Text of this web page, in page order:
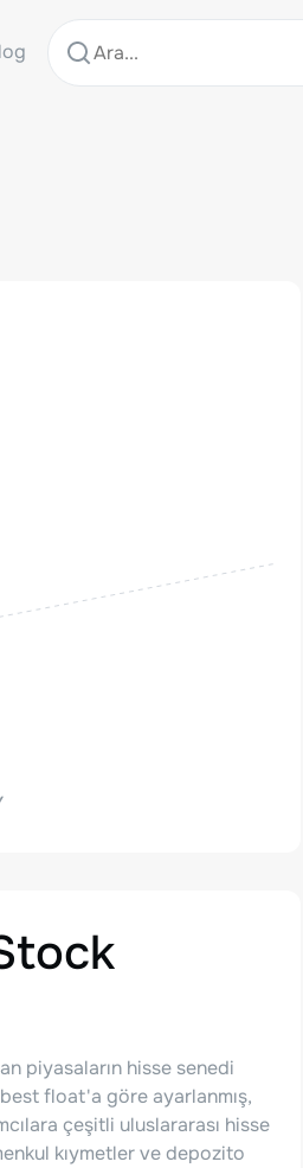
piyasaların hisse senedi
float'a göre ayarlanmış,
çeşitli uluslararası hisse
kıymetler ve depozito